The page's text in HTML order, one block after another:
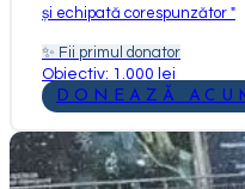
și echipată corespunzător "
✨ Fii primul donator
Obiectiv: 1.000 lei
DONEAZĂ